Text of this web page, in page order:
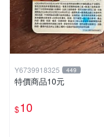
Y6739918325 449
特價商品10元
$10